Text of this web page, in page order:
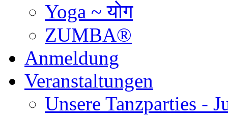
Yoga ~ योग
ZUMBA®
Anmeldung
Veranstaltungen
Unsere Tanzparties -